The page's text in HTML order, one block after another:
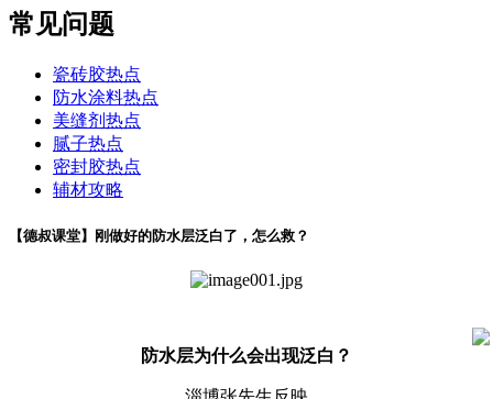
常见问题
瓷砖胶热点
防水涂料热点
美缝剂热点
腻子热点
密封胶热点
辅材攻略
【德叔课堂】刚做好的防水层泛白了，怎么救？
防水层为什么会出现泛白？